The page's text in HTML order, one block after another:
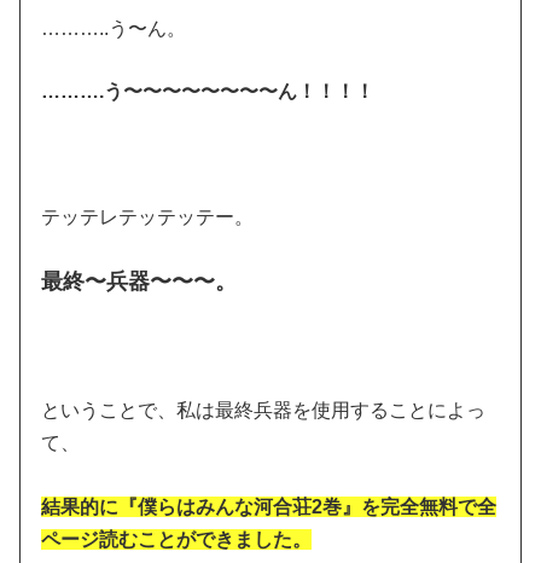
………..う〜ん。
……….う〜〜〜〜〜〜〜〜ん！！！！
テッテレテッテッテー。
最終〜兵器〜〜〜。
ということで、私は最終兵器を使用することによっ
て、
結果的に『僕らはみんな河合荘2巻』を完全無料で全
ページ読むことができました。